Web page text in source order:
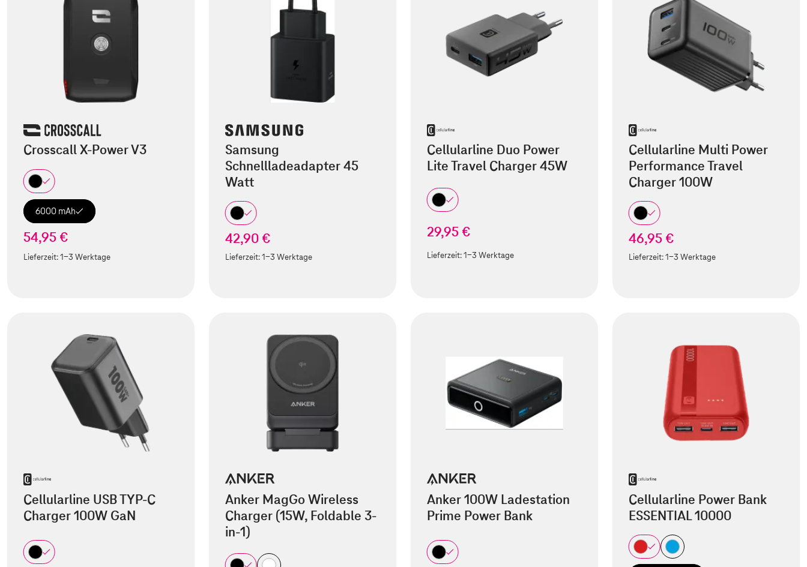
Crosscall X-Power V3
6000 mAh
54,95 €
Lieferzeit:1-3 Werktage
Samsung
Schnellladeadapter 45
Watt
42,90 €
Lieferzeit:1-3 Werktage
Cellularline Duo Power
Lite Travel Charger 45W
29,95 €
Lieferzeit:1-3 Werktage
Cellularline Multi Power
Performance Travel
Charger 100W
46,95 €
Lieferzeit:1-3 Werktage
Cellularline USB TYP-C
Charger 100W GaN
Anker MagGo Wireless
Charger (15W, Foldable 3-
in-1)
Anker 100W Ladestation
Prime Power Bank
Cellularline Power Bank
ESSENTIAL 10000